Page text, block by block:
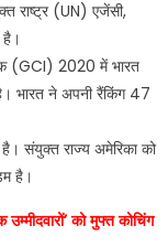
राष्ट्र (UN) एजेंसी,
है।
(GCI) 2020 में भारत
भारत ने अपनी रैंकिंग 47
संयुक्त राज्य अमेरिका को
है।
को मुफ्त कोचिंग